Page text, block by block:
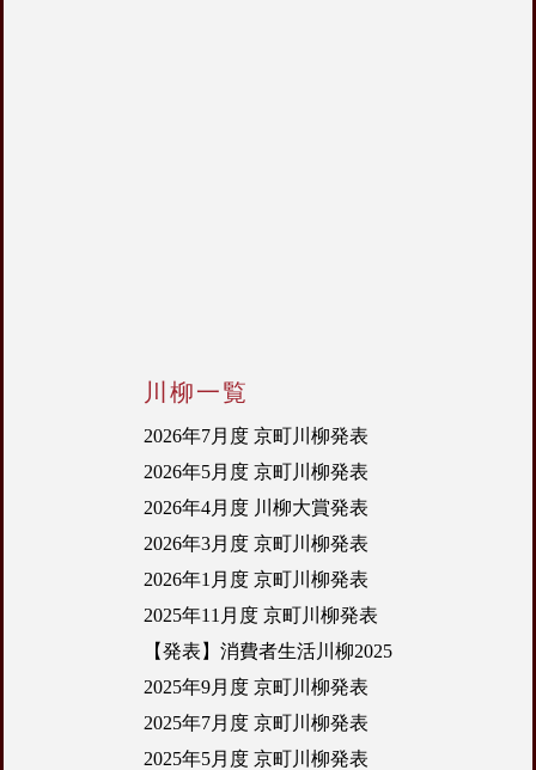
川柳一覧
2026年7月度 京町川柳発表
2026年5月度 京町川柳発表
2026年4月度 川柳大賞発表
2026年3月度 京町川柳発表
2026年1月度 京町川柳発表
2025年11月度 京町川柳発表
【発表】消費者生活川柳2025
2025年9月度 京町川柳発表
2025年7月度 京町川柳発表
2025年5月度 京町川柳発表